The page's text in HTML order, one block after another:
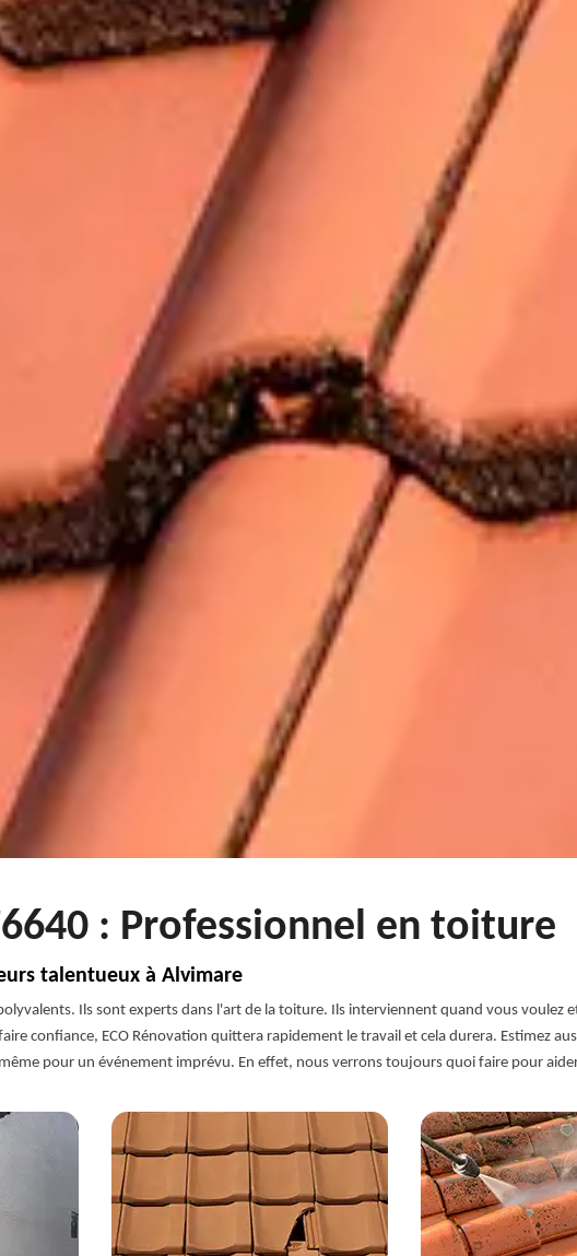
: Professionnel en toiture
talentueux à Alvimare
Ils sont experts dans l'art de la toiture. Ils interviennent quand vous voulez
confiance, ECO Rénovation quittera rapidement le travail et cela durera. Estimez
pour un événement imprévu. En effet, nous verrons toujours quoi faire pour